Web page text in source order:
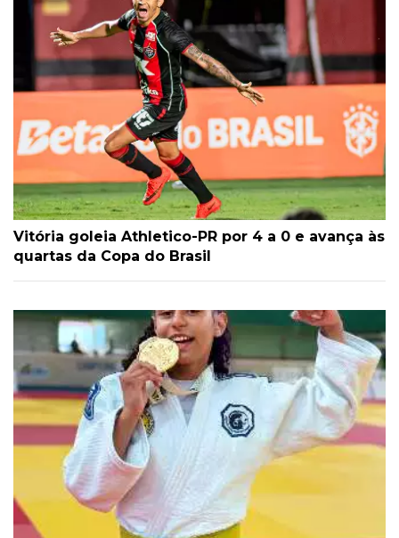
Vitória goleia Athletico-PR por 4 a 0 e avança às
quartas da Copa do Brasil